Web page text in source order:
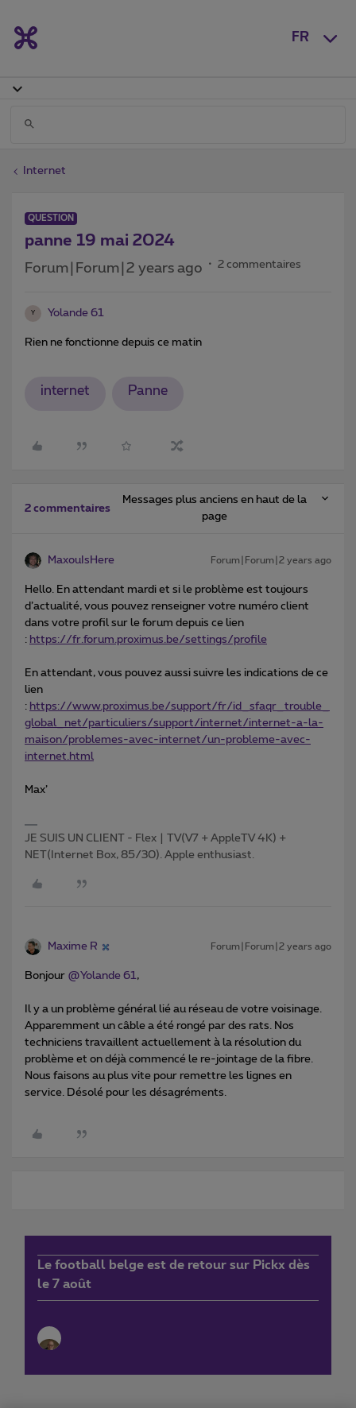
FR
Internet
QUESTION
panne 19 mai 2024
Forum|Forum|2 years ago 2 commentaires
Y Yolande 61
Rien ne fonctionne depuis ce matin
internet Panne
2 commentaires
Messages plus anciens en haut de la
page
MaxouIsHere Forum|Forum|2 years ago
Hello. En attendant mardi et si le problème est toujours
d’actualité, vous pouvez renseigner votre numéro client
dans votre profil sur le forum depuis ce lien
: https://fr.forum.proximus.be/settings/profile
En attendant, vous pouvez aussi suivre les indications de ce
lien
: https://www.proximus.be/support/fr/id_sfaqr_trouble_
global_net/particuliers/support/internet/internet-a-la-
maison/problemes-avec-internet/un-probleme-avec-
internet.html
Max’
JE SUIS UN CLIENT - Flex | TV(V7 + AppleTV 4K) +
NET(Internet Box, 85/30). Apple enthusiast.
Maxime R Forum|Forum|2 years ago
Bonjour @Yolande 61,
Il y a un problème général lié au réseau de votre voisinage.
Apparemment un câble a été rongé par des rats. Nos
techniciens travaillent actuellement à la résolution du
problème et on déjà commencé le re-jointage de la fibre.
Nous faisons au plus vite pour remettre les lignes en
service. Désolé pour les désagréments.
Le football belge est de retour sur Pickx dès
le 7 août